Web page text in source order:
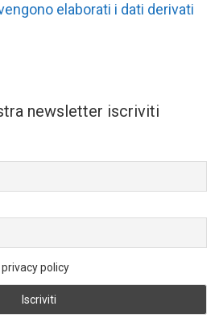
elaborati i dati derivati
newsletter iscriviti
policy